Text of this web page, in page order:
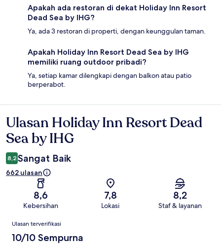
Apakah ada restoran di dekat Holiday Inn Resort
Dead Sea by IHG?
Ya, ada 3 restoran di properti, dengan keunggulan taman.
Apakah Holiday Inn Resort Dead Sea by IHG
memiliki ruang outdoor pribadi?
Ya, setiap kamar dilengkapi dengan balkon atau patio
berperabot.
Ulasan
Ulasan Holiday Inn Resort Dead
Sea by IHG
8,2 Sangat Baik
662 ulasan
8,6
Kebersihan
7,8
Lokasi
8,2
Staf & layanan
Ulasan
Ulasan terverifikasi
10/10 Sempurna